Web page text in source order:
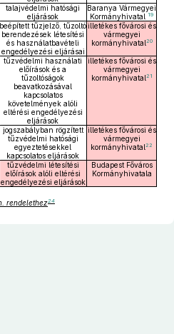
talajvédelmi hatósági
eljárások
Baranya Vármegyei
Kormányhivatal 19
beépített tűzjelző, tűzoltó
berendezések létesítési
és használatbavételi
engedélyezési eljárásai
illetékes fővárosi és
vármegyei
kormányhivatal20
tűzvédelmi használati
előírások és a
tűzoltóságok
beavatkozásával
kapcsolatos
követelmények alóli
eltérési engedélyezési
eljárások
illetékes fővárosi és
vármegyei
kormányhivatal21
jogszabályban rögzített
tűzvédelmi hatósági
egyeztetésekkel
kapcsolatos eljárások
illetékes fővárosi és
vármegyei
kormányhivatal22
tűzvédelmi létesítési
előírások alóli eltérési
engedélyezési eljárások
Budapest Főváros
Kormányhivatala
rendelethez24